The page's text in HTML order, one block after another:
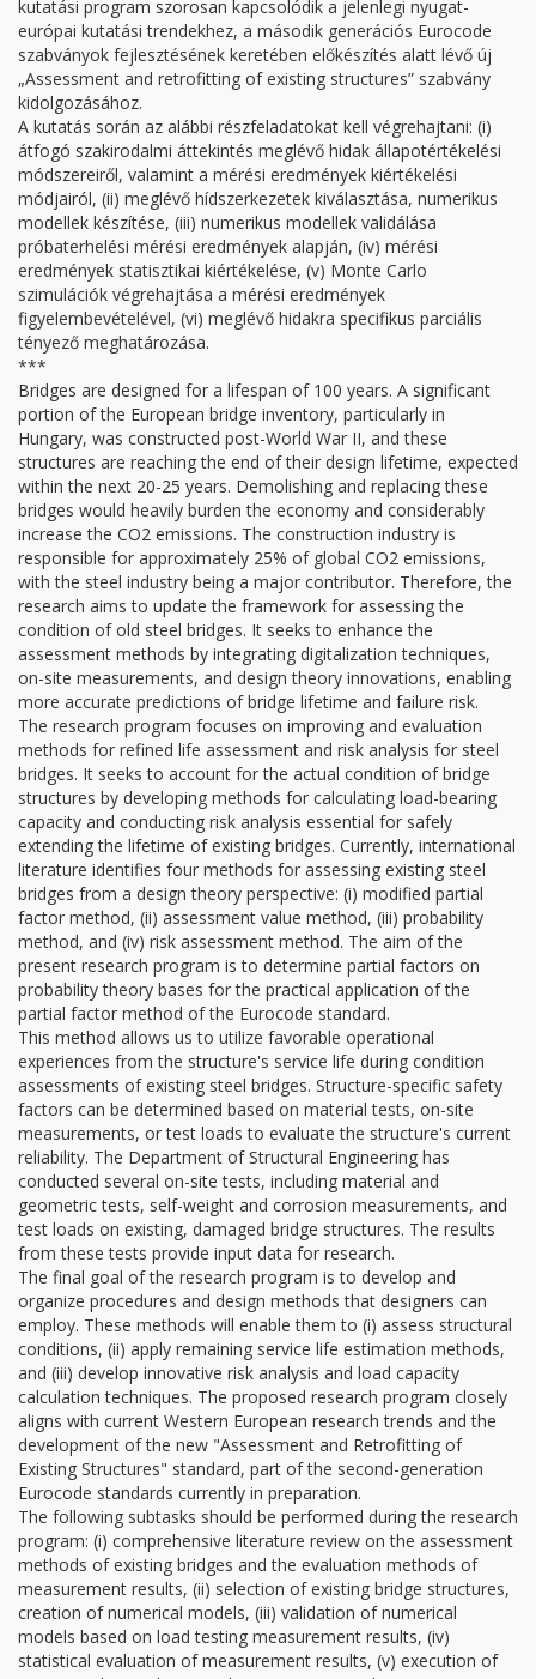
kutatási program szorosan kapcsolódik a jelenlegi nyugat-
európai kutatási trendekhez, a második generációs Eurocode
szabványok fejlesztésének keretében előkészítés alatt lévő új
„Assessment and retrofitting of existing structures” szabvány
kidolgozásához.
A kutatás során az alábbi részfeladatokat kell végrehajtani: (i)
átfogó szakirodalmi áttekintés meglévő hidak állapotértékelési
módszereiről, valamint a mérési eredmények kiértékelési
módjairól, (ii) meglévő hídszerkezetek kiválasztása, numerikus
modellek készítése, (iii) numerikus modellek validálása
próbaterhelési mérési eredmények alapján, (iv) mérési
eredmények statisztikai kiértékelése, (v) Monte Carlo
szimulációk végrehajtása a mérési eredmények
figyelembevételével, (vi) meglévő hidakra specifikus parciális
tényező meghatározása.
***
Bridges are designed for a lifespan of 100 years. A significant
portion of the European bridge inventory, particularly in
Hungary, was constructed post-World War II, and these
structures are reaching the end of their design lifetime, expected
within the next 20-25 years. Demolishing and replacing these
bridges would heavily burden the economy and considerably
increase the CO2 emissions. The construction industry is
responsible for approximately 25% of global CO2 emissions,
with the steel industry being a major contributor. Therefore, the
research aims to update the framework for assessing the
condition of old steel bridges. It seeks to enhance the
assessment methods by integrating digitalization techniques,
on-site measurements, and design theory innovations, enabling
more accurate predictions of bridge lifetime and failure risk.
The research program focuses on improving and evaluation
methods for refined life assessment and risk analysis for steel
bridges. It seeks to account for the actual condition of bridge
structures by developing methods for calculating load-bearing
capacity and conducting risk analysis essential for safely
extending the lifetime of existing bridges. Currently, international
literature identifies four methods for assessing existing steel
bridges from a design theory perspective: (i) modified partial
factor method, (ii) assessment value method, (iii) probability
method, and (iv) risk assessment method. The aim of the
present research program is to determine partial factors on
probability theory bases for the practical application of the
partial factor method of the Eurocode standard.
This method allows us to utilize favorable operational
experiences from the structure's service life during condition
assessments of existing steel bridges. Structure-specific safety
factors can be determined based on material tests, on-site
measurements, or test loads to evaluate the structure's current
reliability. The Department of Structural Engineering has
conducted several on-site tests, including material and
geometric tests, self-weight and corrosion measurements, and
test loads on existing, damaged bridge structures. The results
from these tests provide input data for research.
The final goal of the research program is to develop and
organize procedures and design methods that designers can
employ. These methods will enable them to (i) assess structural
conditions, (ii) apply remaining service life estimation methods,
and (iii) develop innovative risk analysis and load capacity
calculation techniques. The proposed research program closely
aligns with current Western European research trends and the
development of the new "Assessment and Retrofitting of
Existing Structures" standard, part of the second-generation
Eurocode standards currently in preparation.
The following subtasks should be performed during the research
program: (i) comprehensive literature review on the assessment
methods of existing bridges and the evaluation methods of
measurement results, (ii) selection of existing bridge structures,
creation of numerical models, (iii) validation of numerical
models based on load testing measurement results, (iv)
statistical evaluation of measurement results, (v) execution of